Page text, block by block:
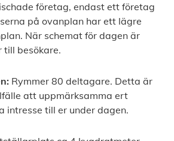
företag, endast ett företag
på ovanplan har ett lägre
När schemat för dagen är
besökare.
Rymmer 80 deltagare. Detta är
att uppmärksamma ert
intresse till er under dagen.